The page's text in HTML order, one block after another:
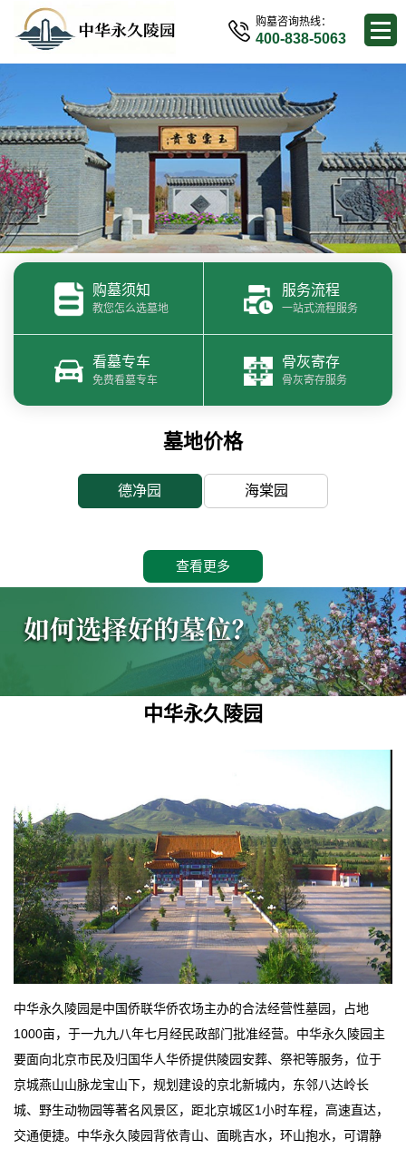
购墓咨询热线：
400-838-5063
购墓须知
教您怎么选墓地
服务流程
一站式流程服务
看墓专车
免费看墓专车
骨灰寄存
骨灰寄存服务
墓地价格
德净园 海棠园
查看更多
中华永久陵园
中华永久陵园是中国侨联华侨农场主办的合法经营性墓园，占地
1000亩，于一九九八年七月经民政部门批准经营。中华永久陵园主
要面向北京市民及归国华人华侨提供陵园安葬、祭祀等服务，位于
京城燕山山脉龙宝山下，规划建设的京北新城内，东邻八达岭长
城、野生动物园等著名风景区，距北京城区1小时车程，高速直达，
交通便捷。中华永久陵园背依青山、面眺吉水，环山抱水，可谓静